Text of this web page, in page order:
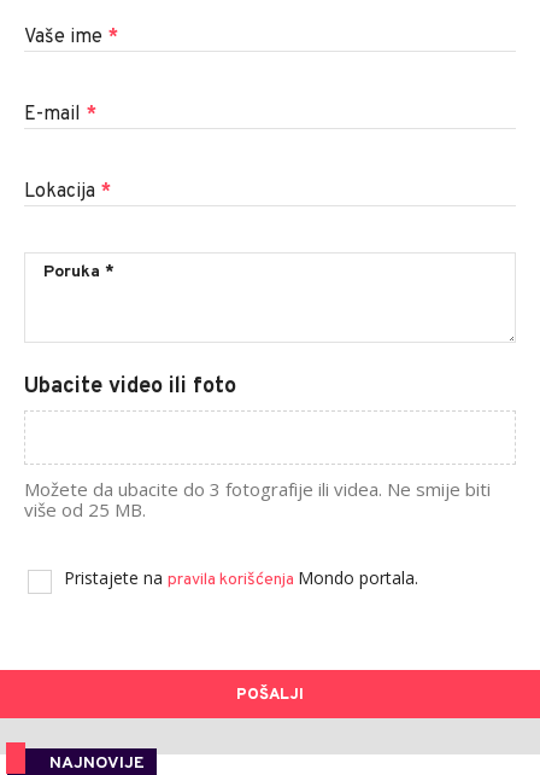
Vaše ime *
E-mail *
Lokacija *
Ubacite video ili foto
Možete da ubacite do 3 fotografije ili videa. Ne smije biti
više od 25 MB.
Pristajete na pravila korišćenja Mondo portala.
POŠALJI
NAJNOVIJE